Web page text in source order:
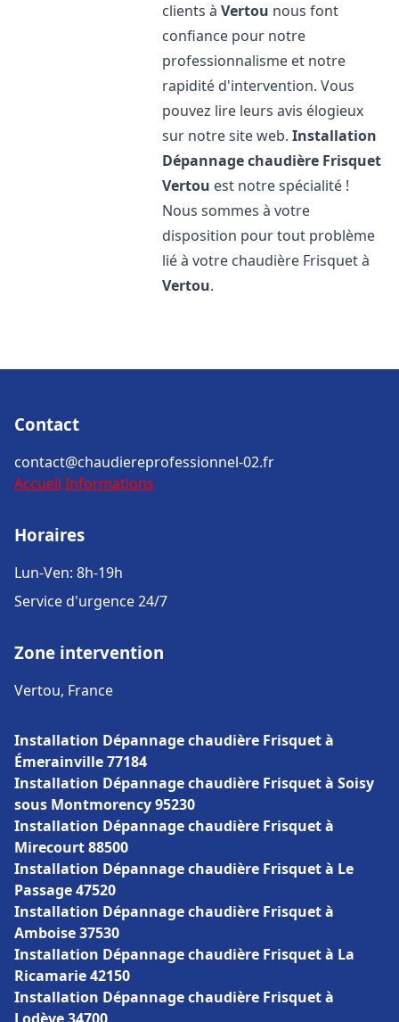
clients àVertou nous font
confiance pour notre
professionnalisme et notre
rapidité d'intervention. Vous
pouvez lire leurs avis élogieux
sur notre site web.Installation
Dépannage chaudière Frisquet
Vertou est notre spécialité !
Nous sommes à votre
disposition pour tout problème
lié à votre chaudière Frisquet à
Vertou.
Contact
contact@chaudiereprofessionnel-02.fr
Accueil Informations
Horaires
Lun-Ven: 8h-19h
Service d'urgence 24/7
Zone intervention
Vertou, France
Installation Dépannage chaudière Frisquet à
Émerainville 77184
Installation Dépannage chaudière Frisquet à Soisy
sous Montmorency 95230
Installation Dépannage chaudière Frisquet à
Mirecourt 88500
Installation Dépannage chaudière Frisquet à Le
Passage 47520
Installation Dépannage chaudière Frisquet à
Amboise 37530
Installation Dépannage chaudière Frisquet à La
Ricamarie 42150
Installation Dépannage chaudière Frisquet à